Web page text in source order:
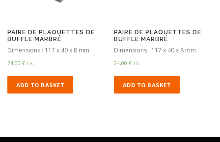
PAIRE DE PLAQUETTES DE
BUFFLE MARBRÉ
Dimensions : 117 x 40 x 8 mm
24,00 € TTC
ADD TO BASKET
PAIRE DE PLAQUETTES DE
BUFFLE MARBRÉ
Dimensions : 117 x 40 x 8 mm
24,00€ TTC
ADD TO BASKET